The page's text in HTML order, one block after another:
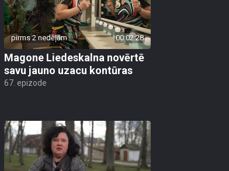
pirms 2 nedēļām 00:02:28
Magone Liedeskalna novērtē
savu jauno uzacu kontūras
67. epizode